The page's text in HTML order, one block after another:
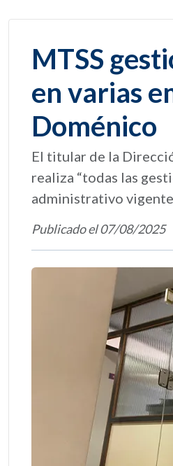
MTSS
en varias
Doménico
El titular de la
realiza “todas las
administrativo
Publicado el 07/08/2025